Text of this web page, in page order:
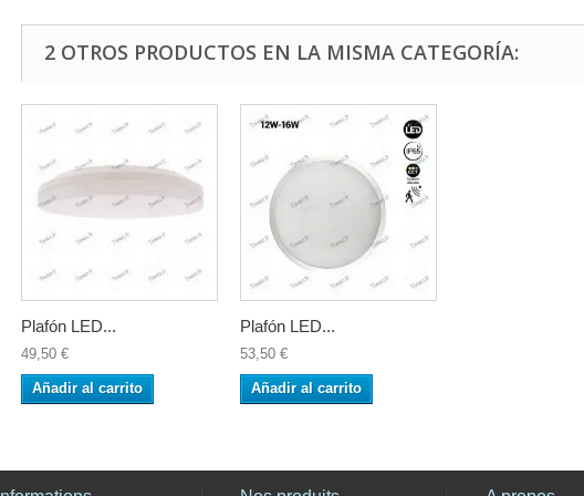
2 OTROS PRODUCTOS EN LA MISMA CATEGORÍA:
Plafón LED...
49,50 €
Añadir al carrito
Plafón LED...
53,50 €
Añadir al carrito